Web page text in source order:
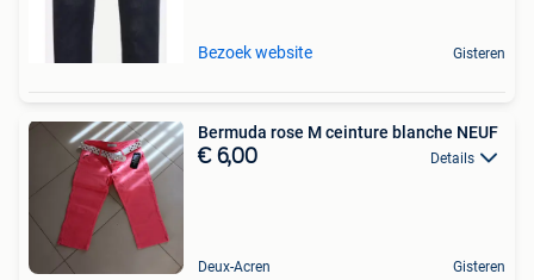
Bezoek website Gisteren
Bermuda rose M ceinture blanche NEUF
€ 6,00 Details
Deux-Acren Gisteren